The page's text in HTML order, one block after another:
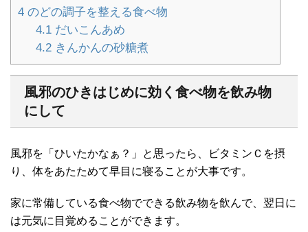
4 のどの調子を整える食べ物
4.1だいこんあめ
4.2きんかんの砂糖煮
風邪のひきはじめに効く食べ物を飲み物
にして
風邪を「ひいたかなぁ？」と思ったら、ビタミンＣを摂
り、体をあたためて早目に寝ることが大事です。
家に常備している食べ物でできる飲み物を飲んで、翌日に
は元気に目覚めることができます。